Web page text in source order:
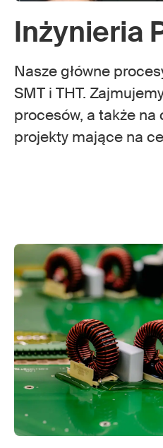
Inżynieria
Nasze główne
SMT i THT.
procesów, a także
projekty mające na